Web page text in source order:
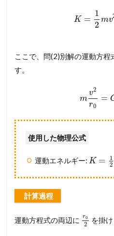
K =
1
2
mv
ここで、問(2)別解の運動方
す。
m
v2
r0
=
使用した物理公式
運動エネルギー: K =
1
2
計算過程
運動方程式の両辺に r0
2 を掛け